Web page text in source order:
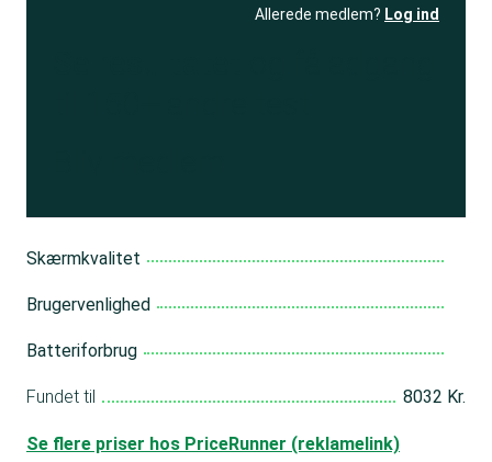
Allerede medlem? Log ind
Skærmkvalitet
Brugervenlighed
Batteriforbrug
Fundet til 8032 Kr.
Se flere priser hos PriceRunner (reklamelink)